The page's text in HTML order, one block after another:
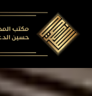
Skip